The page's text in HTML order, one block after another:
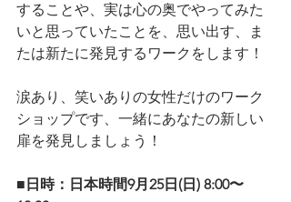
することや、実は心の奥でやってみた
いと思っていたことを、思い出す、ま
たは新たに発見するワークをします！
涙あり、笑いありの女性だけのワーク
ショップです、一緒にあなたの新しい
扉を発見しましょう！
■日時：日本時間9月25日(日) 8:00〜